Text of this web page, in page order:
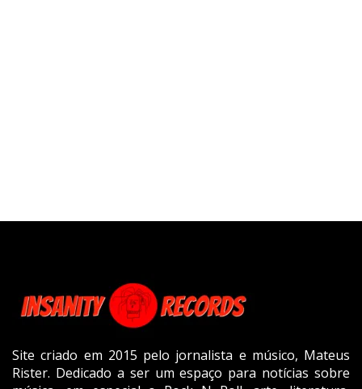
Site criado em 2015 pelo jornalista e músico, Mateus
Rister. Dedicado a ser um espaço para notícias sobre